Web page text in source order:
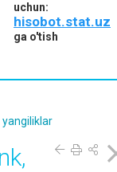
uchun:
hisobot.stat.uz
ga o'tish
yangiliklar